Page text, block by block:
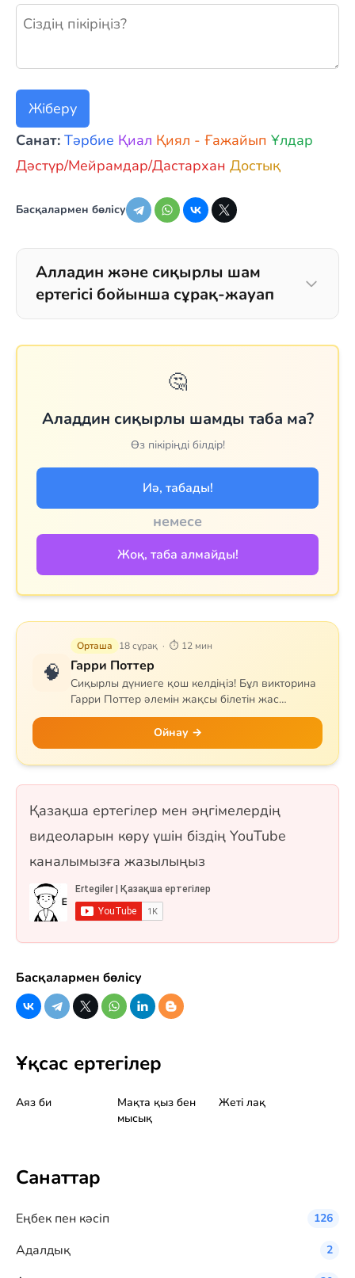
Жаңа пікір қалдыру
Жіберу
Санат: Тәрбие Қиал Қиял - Ғажайып Ұлдар
Дәстүр/Мейрамдар/Дастархан Достық
Басқалармен бөлісу
Алладин жəне сиқырлы шам
ертегісі бойынша сұрақ-жауап
🤔
Аладдин сиқырлы шамды таба ма?
Өз пікіріңді білдір!
Иә, табады!
немесе
Жоқ, таба алмайды!
🧠
Орташа 18 сұрақ · ⏱ 12 мин
Гарри Поттер
Сиқырлы дүниеге қош келдіңіз! Бұл викторина
Гарри Поттер әлемін жақсы білетін жас
сиқыршыларға арналған. Сұрақтар Хогвартс
мектебін, квиддичті, негізгі кейіпкерлерді,
сиқырлы заттар мен арнайы сиқырларды
қамтиды. Гриффиндор, Слизерин, Когтевран
сұрақ, бір таңдауды және рас/жалған
Ойнау →
Қазақша ертегілер мен әңгімелердің
видеоларын көру үшін біздің YouTube
каналымызға жазылыңыз
Басқалармен бөлісу
Ұқсас ертегілер
Аяз би
Мақта қыз бен
мысық
Жеті лақ
Санаттар
Eңбек пен кәсіп 126
Адалдық 2